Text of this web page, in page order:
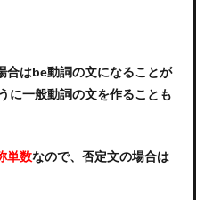
はbe動詞の文になることが
に一般動詞の文を作ることも
単数なので、否定文の場合は